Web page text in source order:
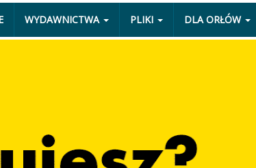
WYDAWNICTWA PLIKI DLA ORŁÓW